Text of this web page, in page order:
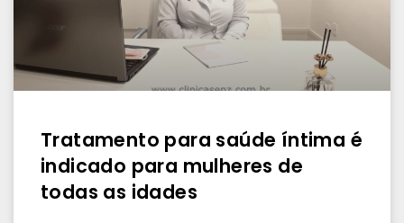
Tratamento para saúde íntima é
indicado para mulheres de
todas as idades